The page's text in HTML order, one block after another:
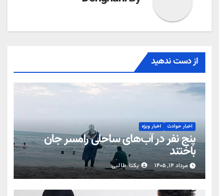
از دست ندهید
اخبار حوادث اخبار ویژه
پنج نفر در آب‌های ساحلی رامسر جان
باختند
مرداد ۱۴, ۱۴۰۵ یکتا طالبی